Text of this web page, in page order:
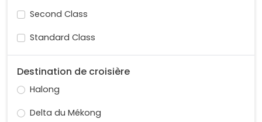
Second Class
Standard Class
Destination de croisière
Halong
Delta du Mékong